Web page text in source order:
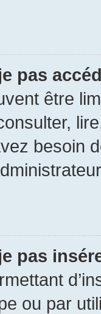
pas
être
besoin
pas
ou par